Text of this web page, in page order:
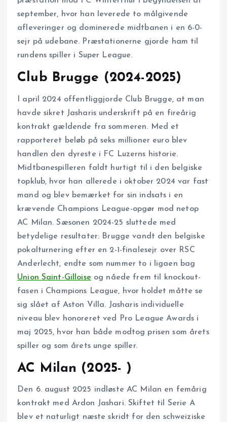
september, hvor han leverede to målgivende
afleveringer og dominerede midtbanen i en 6-0-
sejr på udebane. Præstationerne gjorde ham til
rundens spiller i Super League.
Club Brugge (2024-2025)
I april 2024 offentliggjorde Club Brugge, at man
havde sikret Jasharis underskrift på en fireårig
kontrakt gældende fra sommeren. Med et
rapporteret beløb på seks millioner euro blev
handlen den dyreste i FC Luzerns historie.
Midtbanespilleren faldt hurtigt til i den belgiske
topklub, hvor han allerede i oktober 2024 var fast
mand og blev bemærket for sin indsats i en
krævende Champions League-opgør mod netop
AC Milan. Sæsonen 2024-25 sluttede med
betydelige resultater: Brugge vandt den belgiske
pokalturnering efter en 2-1-finalesejr over RSC
Anderlecht, endte som nummer to i ligaen bag
Union Saint-Gilloise og nåede frem til knockout-
fasen i Champions League, hvor holdet måtte se
sig slået af Aston Villa. Jasharis individuelle
niveau blev honoreret ved Pro League Awards i
maj 2025, hvor han både modtog prisen som årets
spiller og som årets unge spiller.
AC Milan (2025- )
Den 6. august 2025 indløste AC Milan en femårig
kontrakt med Ardon Jashari. Skiftet til Serie A
blev et naturligt næste skridt for den schweiziske